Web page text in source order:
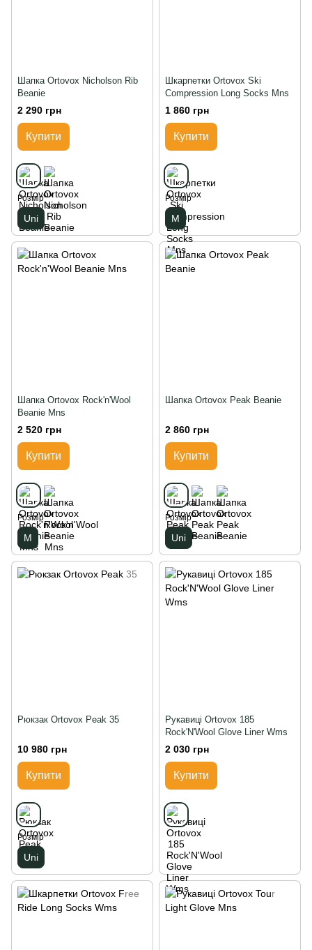
Шапка Ortovox Nicholson Rib
Beanie
2 290 грн
Купити
Розмір
Uni
Шкарпетки Ortovox Ski
Compression Long Socks Mns
1 860 грн
Купити
Розмір
M
Шапка Ortovox Rock'n'Wool
Beanie Mns
2 520 грн
Купити
Розмір
M
Шапка Ortovox Peak Beanie
2 860 грн
Купити
Розмір
Uni
Рюкзак Ortovox Peak 35
10 980 грн
Купити
Розмір
Uni
Рукавиці Ortovox 185
Rock'N'Wool Glove Liner Wms
2 030 грн
Купити